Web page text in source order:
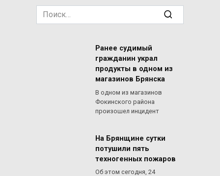
Search
for:
Ранее судимый
гражданин украл
продукты в одном из
магазинов Брянска
В одном из магазинов
Фокинского района
произошел инцидент
На Брянщине сутки
потушили пять
техногенных пожаров
Об этом сегодня, 24